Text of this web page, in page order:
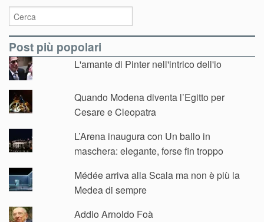
Post più popolari
L'amante di Pinter nell'intrico dell'io
Quando Modena diventa l’Egitto per
Cesare e Cleopatra
L’Arena inaugura con Un ballo in
maschera: elegante, forse fin troppo
Médée arriva alla Scala ma non è più la
Medea di sempre
Addio Arnoldo Foà